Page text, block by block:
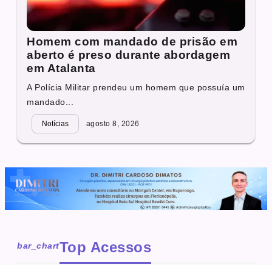
Homem com mandado de prisão em
aberto é preso durante abordagem
em Atalanta
A Polícia Militar prendeu um homem que possuía um
mandado...
Notícias agosto 8, 2026
bar_chartTop Acessos